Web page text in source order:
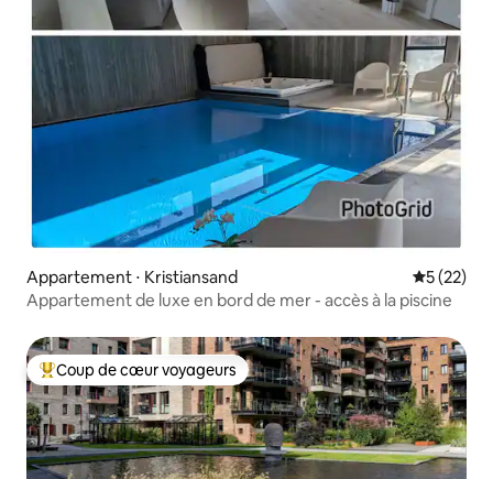
Appartement ⋅ Kristiansand
5 (22)
Appartement de luxe en bord de mer - accès à la piscine
Coups de cœur voyageurs les plus appréciés
Coup de cœur voyageurs